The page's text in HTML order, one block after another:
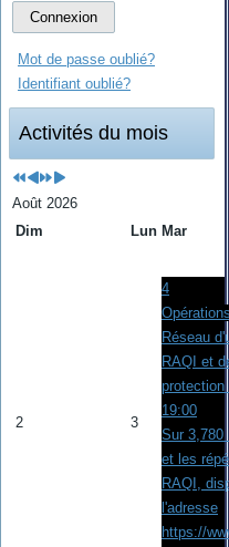
Connexion
Mot de passe oublié?
Identifiant oublié?
Activités du mois
Août 2026
Dim
Lun Mar
2 3
4
Opérations
Réseau
RAQI et
protection
19:00
Sur 3,780
et les
RAQI,
l'adresse
https://